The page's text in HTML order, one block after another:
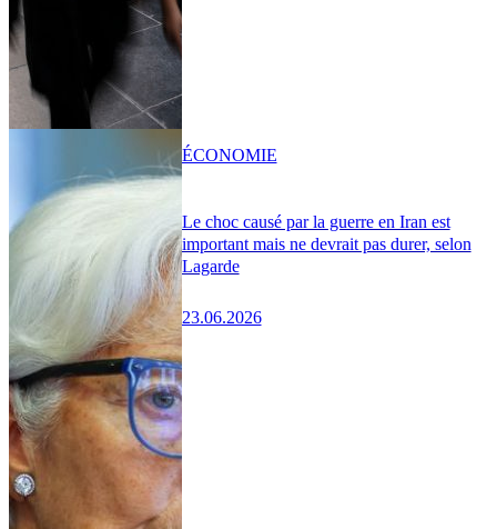
Le choc causé par la guerre en Iran est
important mais ne devrait pas durer, selon
Lagarde
23.06.2026
ÉCONOMIE